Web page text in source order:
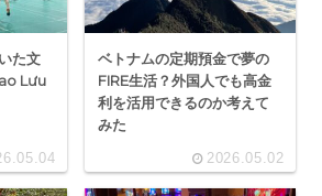
た文
Lưu
ベトナムの定期預金で夢の
FIRE生活？外国人でも高金
利を活用できるのか考えて
みた
2026.05.02